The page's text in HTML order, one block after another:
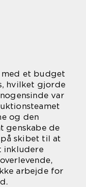
et budget
hvilket gjorde
var
og den
genskabe de
skibet til at
inkludere
arbejde for